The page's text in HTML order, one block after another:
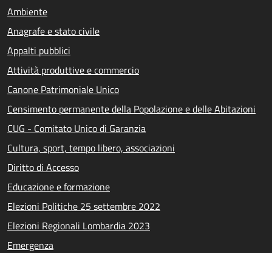
Ambiente
Anagrafe e stato civile
Appalti pubblici
Attività produttive e commercio
Canone Patrimoniale Unico
Censimento permanente della Popolazione e delle Abitazioni
CUG - Comitato Unico di Garanzia
Cultura, sport, tempo libero, associazioni
Diritto di Accesso
Educazione e formazione
Elezioni Politiche 25 settembre 2022
Elezioni Regionali Lombardia 2023
Emergenza